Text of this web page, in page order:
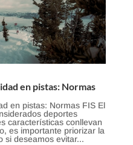
en pistas: Normas
en pistas: Normas FIS El
deportes
características conllevan
es importante priorizar la
si deseamos evitar...